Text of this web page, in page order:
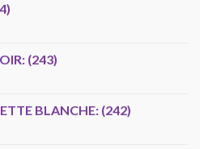
(243)
BLANCHE: (242)